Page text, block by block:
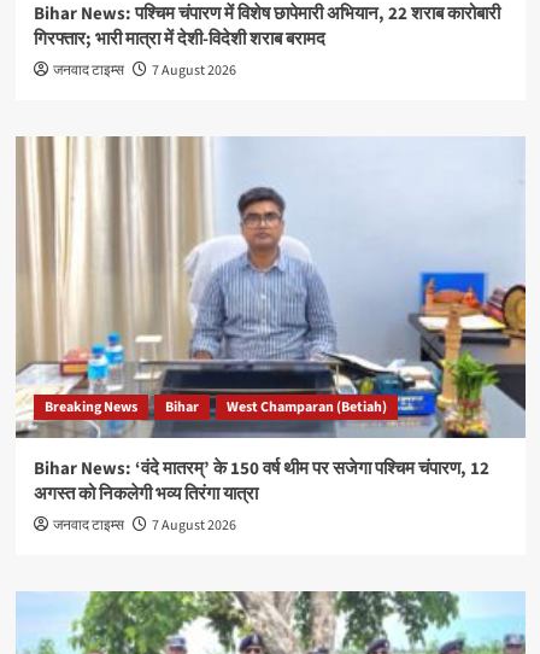
Bihar News: पश्चिम चंपारण में विशेष छापेमारी अभियान, 22 शराब कारोबारी
गिरफ्तार; भारी मात्रा में देशी-विदेशी शराब बरामद
जनवाद टाइम्स 7 August 2026
Breaking News Bihar West Champaran (Betiah)
Bihar News: ‘वंदे मातरम्’ के 150 वर्ष थीम पर सजेगा पश्चिम चंपारण, 12
अगस्त को निकलेगी भव्य तिरंगा यात्रा
जनवाद टाइम्स 7 August 2026